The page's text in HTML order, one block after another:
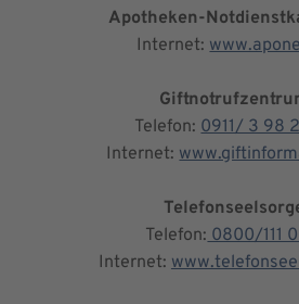
Apotheken-
Internet:
Telefon: 0911/ 3 98
Internet:
Telefon: 0800/111 0
Internet: